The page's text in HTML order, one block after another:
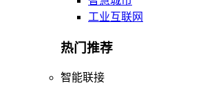
工业互联网
热门推荐
智能联接